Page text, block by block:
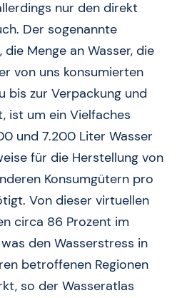
nur den direkt
Der sogenannte
die Menge an Wasser, die
von uns konsumierten
bis zur Verpackung und
ist um ein Vielfaches
und 7.200 Liter Wasser
für die Herstellung von
Konsumgütern pro
Von dieser virtuellen
circa 86 Prozent im
den Wasserstress in
betroffenen Regionen
so der Wasseratlas